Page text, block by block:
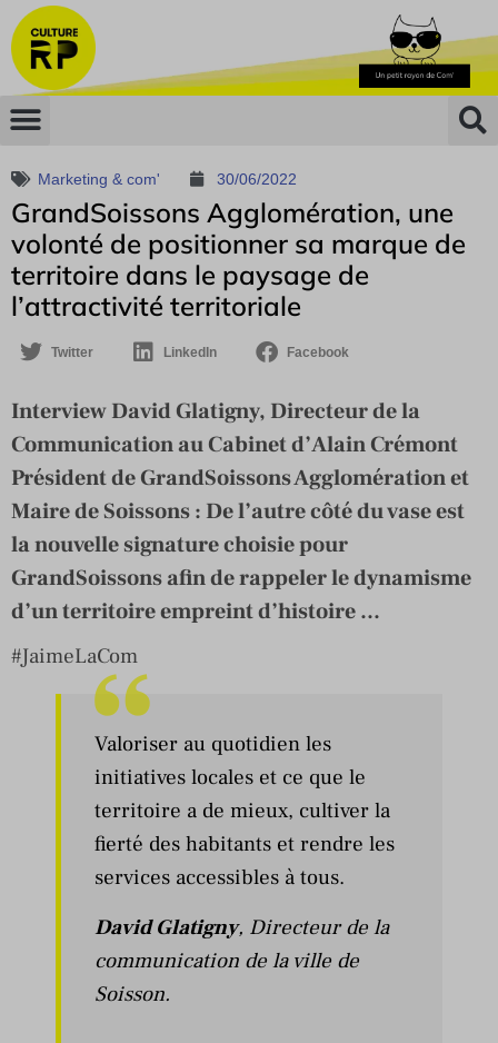
Marketing & com' 30/06/2022
GrandSoissons Agglomération, une
volonté de positionner sa marque de
territoire dans le paysage de
l’attractivité territoriale
Twitter LinkedIn Facebook
Interview David Glatigny, Directeur de la
Communication au Cabinet d’Alain Crémont
Président de GrandSoissons Agglomération et
Maire de Soissons : De l’autre côté du vase est
la nouvelle signature choisie pour
GrandSoissons afin de rappeler le dynamisme
d’un territoire empreint d’histoire ...
#JaimeLaCom
Valoriser au quotidien les
initiatives locales et ce que le
territoire a de mieux, cultiver la
fierté des habitants et rendre les
services accessibles à tous.
David Glatigny, Directeur de la
communication de la ville de
Soisson.